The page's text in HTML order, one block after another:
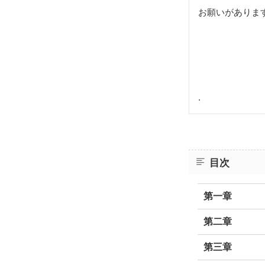
お願いがあり
.
目次
第一章
第二章
第三章